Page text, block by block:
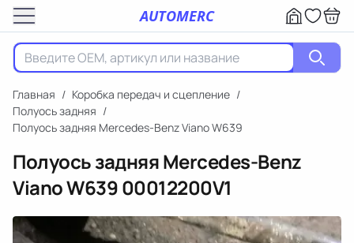
AUTOMERC
Главная / Коробка передач и сцепление /
Полуось задняя /
Полуось задняя Mercedes-Benz Viano W639
Полуось задняя Mercedes-Benz
Viano W63900012200V1